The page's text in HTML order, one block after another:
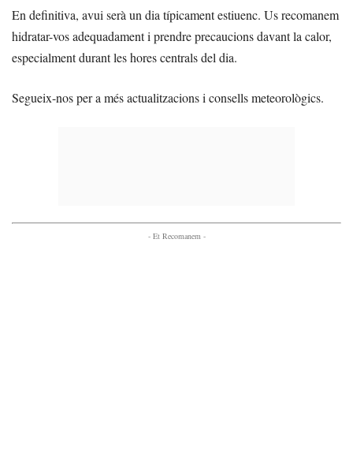
En definitiva, avui serà un dia típicament estiuenc. Us recomanem
hidratar-vos adequadament i prendre precaucions davant la calor,
especialment durant les hores centrals del dia.
Segueix-nos per a més actualitzacions i consells meteorològics.
- Et Recomanem -